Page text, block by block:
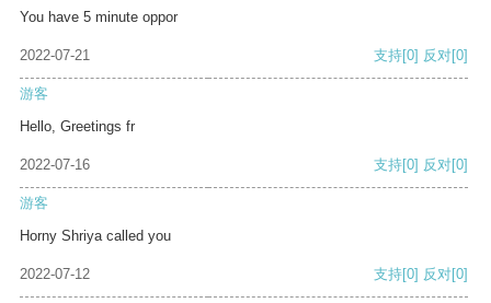
You have 5 minute oppor
2022-07-21 支持[0] 反对[0]
游客
Hello, Greetings fr
2022-07-16 支持[0] 反对[0]
游客
Horny Shriya called you
2022-07-12 支持[0] 反对[0]